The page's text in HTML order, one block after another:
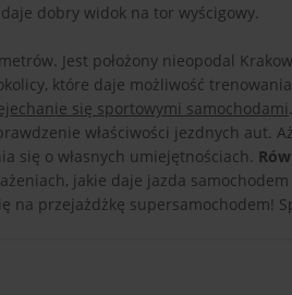
dobry widok na tor wyścigowy.
Jest położony nieopodal
które daje możliwość
się sportowymi samochodami
właściwości jezdnych aut.
się o własnych umiejętnościach.
jakie daje jazda
przejażdżkę supersamochodem!